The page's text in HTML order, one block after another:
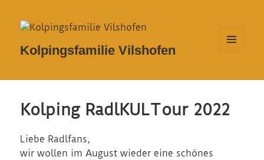
Kolpingsfamilie Vilshofen
Kolping RadlKULTour 2022
Liebe Radlfans,
wir wollen im August wieder eine schönes